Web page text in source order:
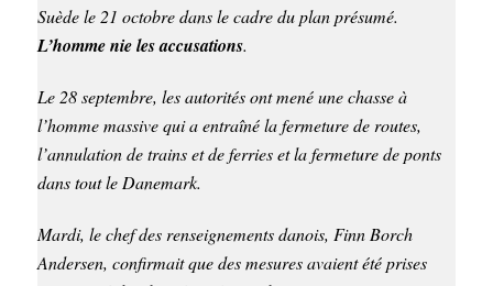
Suède le 21 octobre dans le cadre du plan présumé.
L’homme nie les accusations.
Le 28 septembre, les autorités ont mené une chasse à
l’homme massive qui a entraîné la fermeture de routes,
l’annulation de trains et de ferries et la fermeture de ponts
dans tout le Danemark.
Mardi, le chef des renseignements danois, Finn Borch
Andersen, confirmait que des mesures avaient été prises